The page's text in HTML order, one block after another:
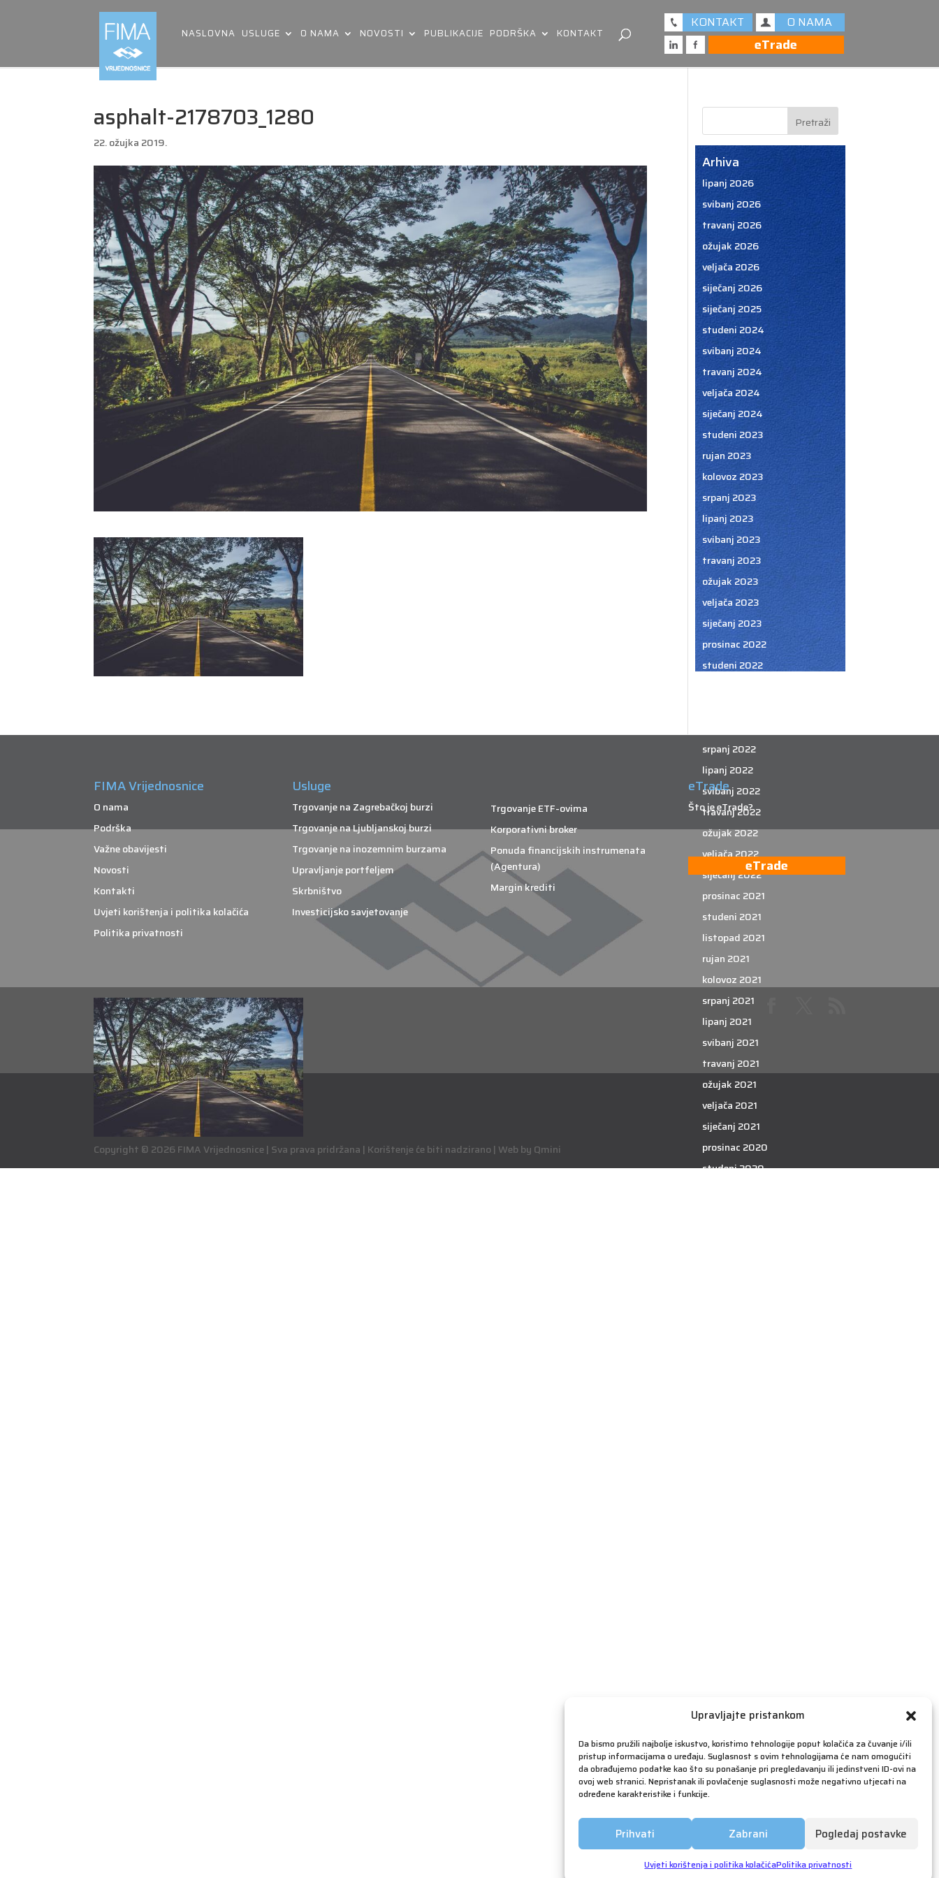
Upravljajte pristankom
Da bismo pružili najbolje iskustvo, koristimo tehnologije poput kolačića za čuvanje i/ili
pristup informacijama o uređaju. Suglasnost s ovim tehnologijama će nam omogućiti
da obrađujemo podatke kao što su ponašanje pri pregledavanju ili jedinstveni ID-ovi na
ovoj web stranici. Nepristanak ili povlačenje suglasnosti može negativno utjecati na
određene karakteristike i funkcije.
Prihvati Zabrani Pogledaj postavke
Uvjeti korištenja i politika kolačićaPolitika privatnosti
NASLOVNA USLUGE O NAMA NOVOSTI PUBLIKACIJE PODRŠKA KONTAKT
KONTAKT O NAMA
eTrade
asphalt-2178703_1280
22. ožujka 2019.
Arhiva
lipanj 2026
svibanj 2026
travanj 2026
ožujak 2026
veljača 2026
siječanj 2026
siječanj 2025
studeni 2024
svibanj 2024
travanj 2024
veljača 2024
siječanj 2024
studeni 2023
rujan 2023
kolovoz 2023
srpanj 2023
lipanj 2023
svibanj 2023
travanj 2023
ožujak 2023
veljača 2023
siječanj 2023
prosinac 2022
studeni 2022
srpanj 2022
lipanj 2022
svibanj 2022
travanj 2022
ožujak 2022
veljača 2022
siječanj 2022
prosinac 2021
studeni 2021
listopad 2021
rujan 2021
kolovoz 2021
srpanj 2021
lipanj 2021
svibanj 2021
travanj 2021
ožujak 2021
veljača 2021
siječanj 2021
prosinac 2020
studeni 2020
rujan 2018
srpanj 2018
lipanj 2018
svibanj 2018
ožujak 2018
siječanj 2018
prosinac 2017
FIMA Vrijednosnice
O nama
Podrška
Važne obavijesti
Novosti
Kontakti
Uvjeti korištenja i politika kolačića
Politika privatnosti
Usluge
Trgovanje na Zagrebačkoj burzi
Trgovanje na Ljubljanskoj burzi
Trgovanje na inozemnim burzama
Upravljanje portfeljem
Skrbništvo
Investicijsko savjetovanje
Trgovanje ETF-ovima
Korporativni broker
Ponuda financijskih instrumenata
(Agentura)
Margin krediti
eTrade
Što je eTrade?
eTrade
Copyright © 2026 FIMA Vrijednosnice | Sva prava pridržana | Korištenje će biti nadzirano | Web by Qmini